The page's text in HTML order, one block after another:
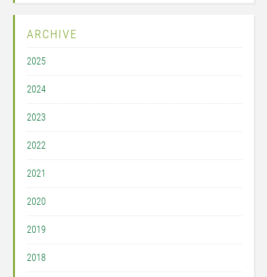
ARCHIVE
2025
2024
2023
2022
2021
2020
2019
2018